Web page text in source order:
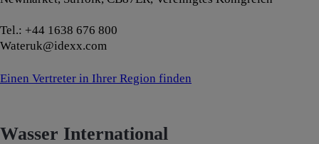
Tel.: +44 1638 676 800
Wateruk@idexx.com
Einen Vertreter in Ihrer Region finden
Wasser International